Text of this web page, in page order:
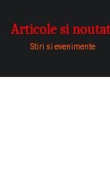
lui
Articole si
Stiri si evenimente